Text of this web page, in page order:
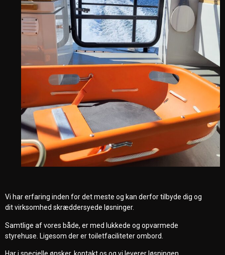
Vi har erfaring inden for det meste og kan derfor tilbyde dig og
dit virksomhed skræddersyede løsninger.
Samtlige af vores både, er med lukkede og opvarmede
styrehuse. Ligesom der er toiletfaciliteter ombord.